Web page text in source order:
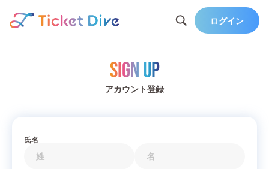
ログイン
Sign Up
アカウント登録
氏名